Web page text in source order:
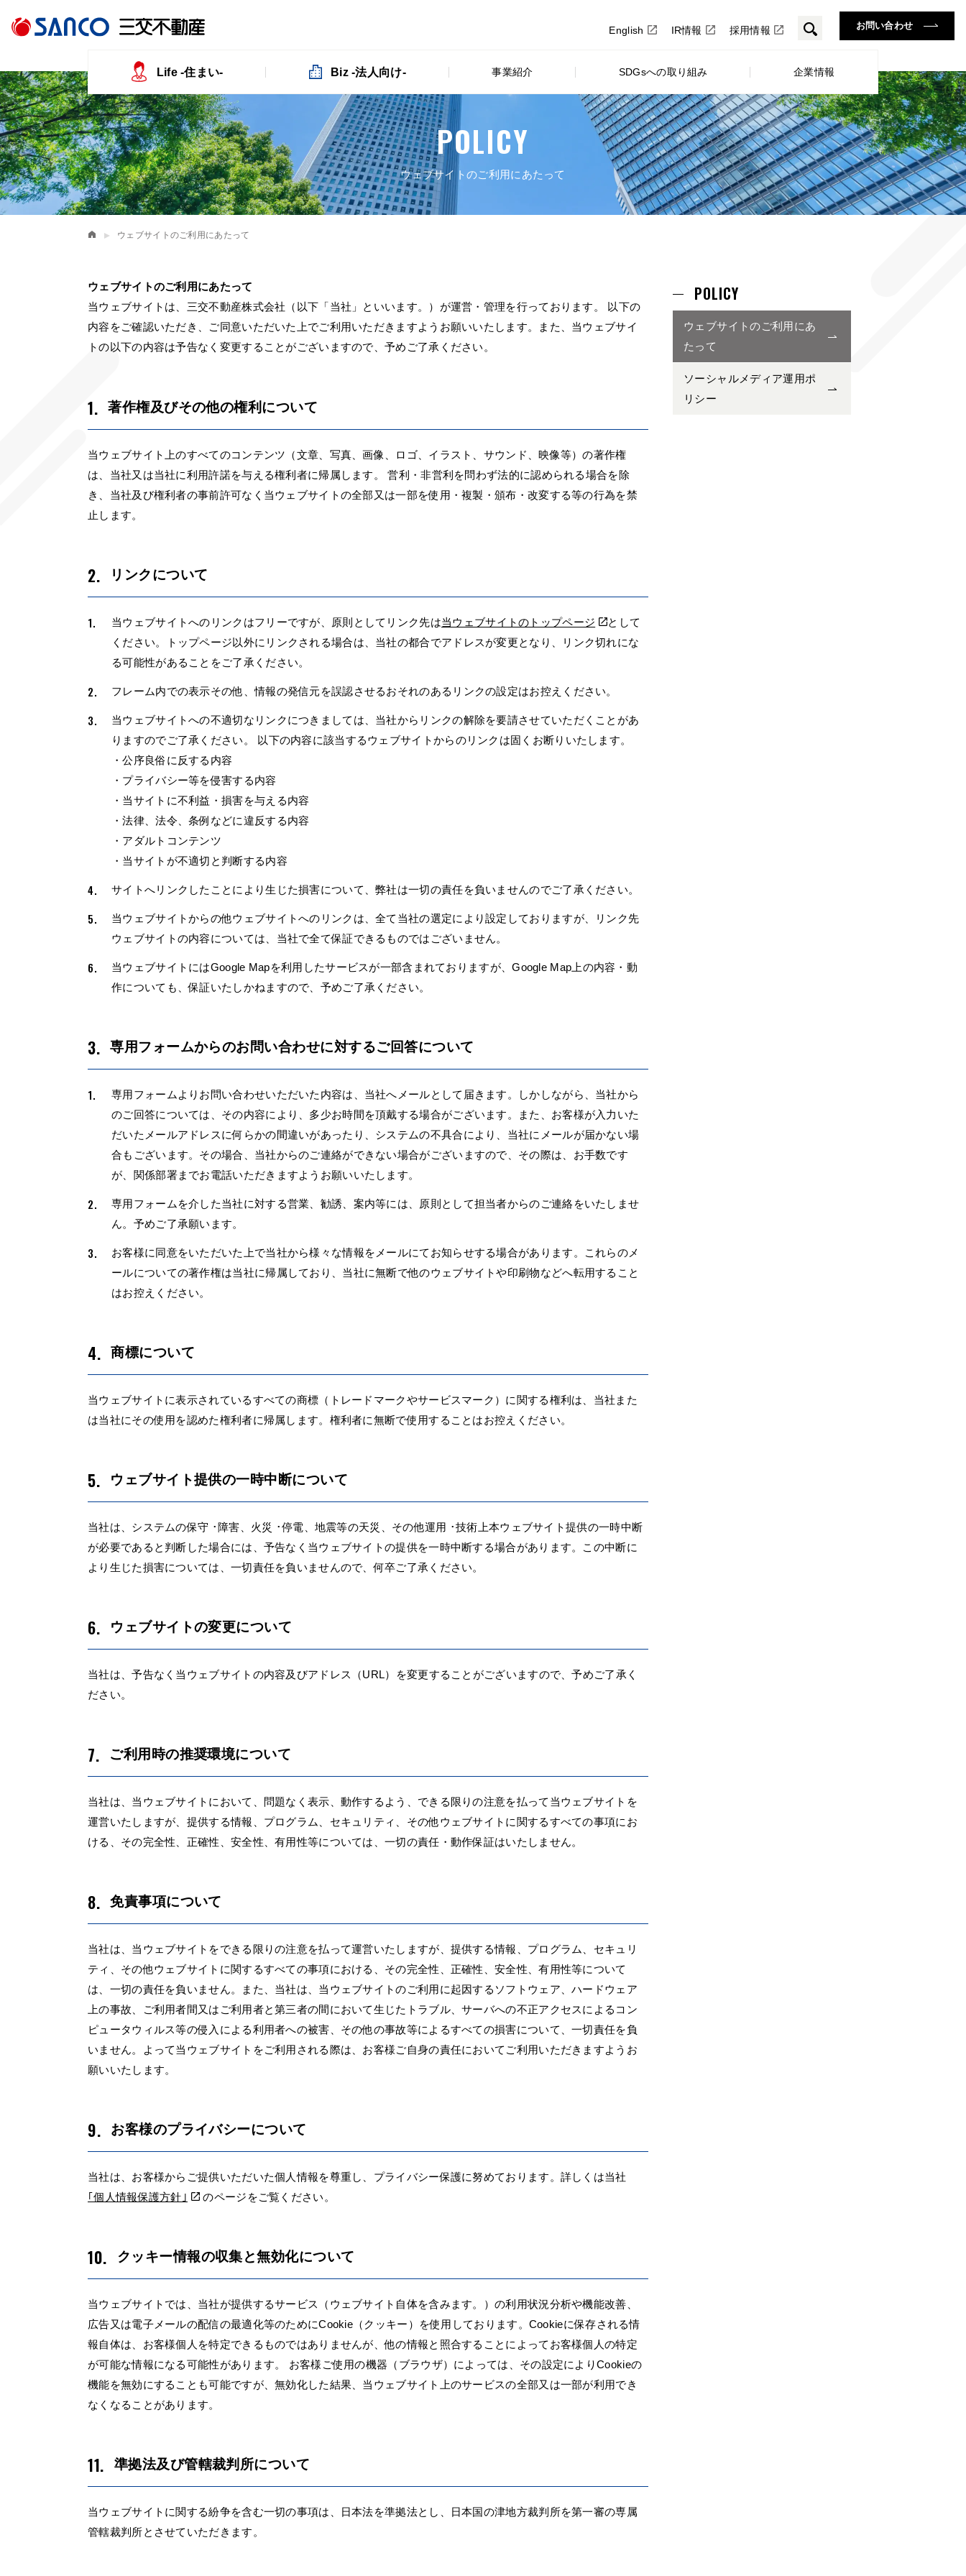
English IR情報 採用情報 お問い合わせ
Life -住まい- Biz -法人向け- 事業紹介 SDGsへの取り組み 企業情報
POLICY
ウェブサイトのご利用にあたって
ウェブサイトのご利用にあたって
ウェブサイトのご利用にあたって
当ウェブサイトは、三交不動産株式会社（以下「当社」といいます。）が運営・管理を行っております。 以下の
内容をご確認いただき、ご同意いただいた上でご利用いただきますようお願いいたします。また、当ウェブサイ
トの以下の内容は予告なく変更することがございますので、予めご了承ください。
著作権及びその他の権利について
当ウェブサイト上のすべてのコンテンツ（文章、写真、画像、ロゴ、イラスト、サウンド、映像等）の著作権
は、当社又は当社に利用許諾を与える権利者に帰属します。 営利・非営利を問わず法的に認められる場合を除
き、当社及び権利者の事前許可なく当ウェブサイトの全部又は一部を使用・複製・頒布・改変する等の行為を禁
止します。
リンクについて
当ウェブサイトへのリンクはフリーですが、原則としてリンク先は当ウェブサイトのトップページ
として
ください。トップページ以外にリンクされる場合は、当社の都合でアドレスが変更となり、リンク切れにな
る可能性があることをご了承ください。
フレーム内での表示その他、情報の発信元を誤認させるおそれのあるリンクの設定はお控えください。
当ウェブサイトへの不適切なリンクにつきましては、当社からリンクの解除を要請させていただくことがあ
りますのでご了承ください。 以下の内容に該当するウェブサイトからのリンクは固くお断りいたします。
・公序良俗に反する内容
・プライバシー等を侵害する内容
・当サイトに不利益・損害を与える内容
・法律、法令、条例などに違反する内容
・アダルトコンテンツ
・当サイトが不適切と判断する内容
サイトへリンクしたことにより生じた損害について、弊社は一切の責任を負いませんのでご了承ください。
当ウェブサイトからの他ウェブサイトへのリンクは、全て当社の選定により設定しておりますが、リンク先
ウェブサイトの内容については、当社で全て保証できるものではございません。
当ウェブサイトにはGoogle Mapを利用したサービスが一部含まれておりますが、Google Map上の内容・動
作についても、保証いたしかねますので、予めご了承ください。
専用フォームからのお問い合わせに対するご回答について
専用フォームよりお問い合わせいただいた内容は、当社へメールとして届きます。しかしながら、当社から
のご回答については、その内容により、多少お時間を頂戴する場合がございます。また、お客様が入力いた
だいたメールアドレスに何らかの間違いがあったり、システムの不具合により、当社にメールが届かない場
合もございます。その場合、当社からのご連絡ができない場合がございますので、その際は、お手数です
が、関係部署までお電話いただきますようお願いいたします。
専用フォームを介した当社に対する営業、勧誘、案内等には、原則として担当者からのご連絡をいたしませ
ん。予めご了承願います。
お客様に同意をいただいた上で当社から様々な情報をメールにてお知らせする場合があります。これらのメ
ールについての著作権は当社に帰属しており、当社に無断で他のウェブサイトや印刷物などへ転用すること
はお控えください。
商標について
当ウェブサイトに表示されているすべての商標（トレードマークやサービスマーク）に関する権利は、当社また
は当社にその使用を認めた権利者に帰属します。権利者に無断で使用することはお控えください。
ウェブサイト提供の一時中断について
当社は、システムの保守 ･障害、火災 ･停電、地震等の天災、その他運用 ･技術上本ウェブサイト提供の一時中断
が必要であると判断した場合には、予告なく当ウェブサイトの提供を一時中断する場合があります。この中断に
より生じた損害については、一切責任を負いませんので、何卒ご了承ください。
ウェブサイトの変更について
当社は、予告なく当ウェブサイトの内容及びアドレス（URL）を変更することがございますので、予めご了承く
ださい。
ご利用時の推奨環境について
当社は、当ウェブサイトにおいて、問題なく表示、動作するよう、できる限りの注意を払って当ウェブサイトを
運営いたしますが、提供する情報、プログラム、セキュリティ、その他ウェブサイトに関するすべての事項にお
ける、その完全性、正確性、安全性、有用性等については、一切の責任・動作保証はいたしません。
免責事項について
当社は、当ウェブサイトをできる限りの注意を払って運営いたしますが、提供する情報、プログラム、セキュリ
ティ、その他ウェブサイトに関するすべての事項における、その完全性、正確性、安全性、有用性等について
は、一切の責任を負いません。また、当社は、当ウェブサイトのご利用に起因するソフトウェア、ハードウェア
上の事故、ご利用者間又はご利用者と第三者の間において生じたトラブル、サーバへの不正アクセスによるコン
ピュータウィルス等の侵入による利用者への被害、その他の事故等によるすべての損害について、一切責任を負
いません。よって当ウェブサイトをご利用される際は、お客様ご自身の責任においてご利用いただきますようお
願いいたします。
お客様のプライバシーについて
当社は、お客様からご提供いただいた個人情報を尊重し、プライバシー保護に努めております。詳しくは当社
｢個人情報保護方針｣
のページをご覧ください。
クッキー情報の収集と無効化について
当ウェブサイトでは、当社が提供するサービス（ウェブサイト自体を含みます。）の利用状況分析や機能改善、
広告又は電子メールの配信の最適化等のためにCookie（クッキー）を使用しております。Cookieに保存される情
報自体は、お客様個人を特定できるものではありませんが、他の情報と照合することによってお客様個人の特定
が可能な情報になる可能性があります。 お客様ご使用の機器（ブラウザ）によっては、その設定によりCookieの
機能を無効にすることも可能ですが、無効化した結果、当ウェブサイト上のサービスの全部又は一部が利用でき
なくなることがあります。
準拠法及び管轄裁判所について
当ウェブサイトに関する紛争を含む一切の事項は、日本法を準拠法とし、日本国の津地方裁判所を第一審の専属
管轄裁判所とさせていただきます。
POLICY
ウェブサイトのご利用にあ
たって
ソーシャルメディア運用ポ
リシー